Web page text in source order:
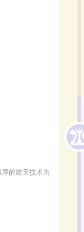
的航天技术为